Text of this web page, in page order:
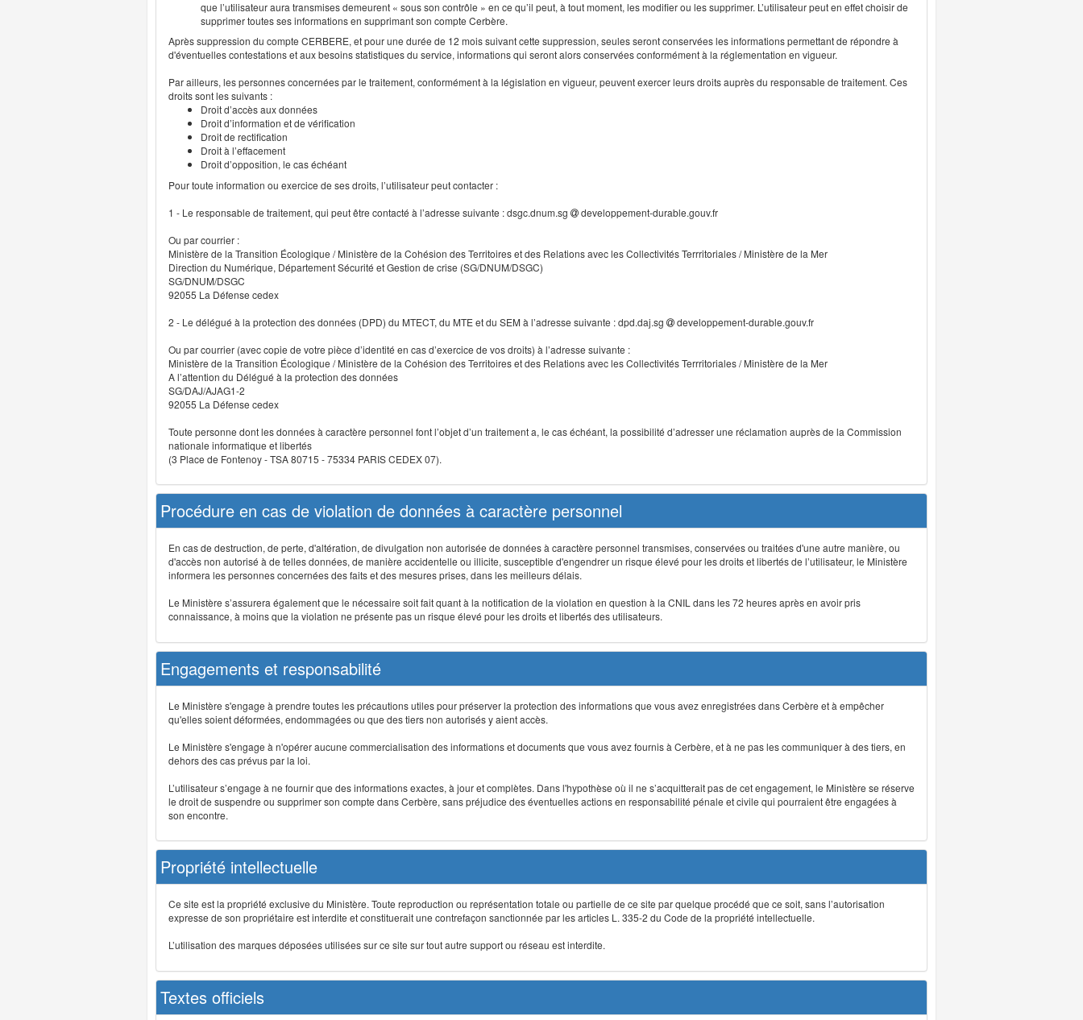
que l’utilisateur aura transmises demeurent « sous son contrôle » en ce qu’il peut, à tout moment, les modifier ou les supprimer. L’utilisateur peut en effet choisir de
supprimer toutes ses informations en supprimant son compte Cerbère.
Après suppression du compte CERBERE, et pour une durée de 12 mois suivant cette suppression, seules seront conservées les informations permettant de répondre à
d'éventuelles contestations et aux besoins statistiques du service, informations qui seront alors conservées conformément à la réglementation en vigueur.
Par ailleurs, les personnes concernées par le traitement, conformément à la législation en vigueur, peuvent exercer leurs droits auprès du responsable de traitement. Ces
droits sont les suivants :
Droit d’accès aux données
Droit d’information et de vérification
Droit de rectification
Droit à l’effacement
Droit d’opposition, le cas échéant
Pour toute information ou exercice de ses droits, l’utilisateur peut contacter :
1 - Le responsable de traitement, qui peut être contacté à l’adresse suivante : dsgc.dnum.sg
developpement-durable.gouv.fr
Ou par courrier :
Ministère de la Transition Écologique / Ministère de la Cohésion des Territoires et des Relations avec les Collectivités Terrritoriales / Ministère de la Mer
Direction du Numérique, Département Sécurité et Gestion de crise (SG/DNUM/DSGC)
SG/DNUM/DSGC
92055 La Défense cedex
2 - Le délégué à la protection des données (DPD) du MTECT, du MTE et du SEM à l’adresse suivante : dpd.daj.sg
developpement-durable.gouv.fr
Ou par courrier (avec copie de votre pièce d’identité en cas d’exercice de vos droits) à l’adresse suivante :
Ministère de la Transition Écologique / Ministère de la Cohésion des Territoires et des Relations avec les Collectivités Terrritoriales / Ministère de la Mer
A l’attention du Délégué à la protection des données
SG/DAJ/AJAG1-2
92055 La Défense cedex
Toute personne dont les données à caractère personnel font l’objet d’un traitement a, le cas échéant, la possibilité d’adresser une réclamation auprès de la Commission
nationale informatique et libertés
(3 Place de Fontenoy - TSA 80715 - 75334 PARIS CEDEX 07).
Procédure en cas de violation de données à caractère personnel
En cas de destruction, de perte, d'altération, de divulgation non autorisée de données à caractère personnel transmises, conservées ou traitées d'une autre manière, ou
d'accès non autorisé à de telles données, de manière accidentelle ou illicite, susceptible d'engendrer un risque élevé pour les droits et libertés de l’utilisateur, le Ministère
informera les personnes concernées des faits et des mesures prises, dans les meilleurs délais.
Le Ministère s’assurera également que le nécessaire soit fait quant à la notification de la violation en question à la CNIL dans les 72 heures après en avoir pris
connaissance, à moins que la violation ne présente pas un risque élevé pour les droits et libertés des utilisateurs.
Engagements et responsabilité
Le Ministère s'engage à prendre toutes les précautions utiles pour préserver la protection des informations que vous avez enregistrées dans Cerbère et à empêcher
qu'elles soient déformées, endommagées ou que des tiers non autorisés y aient accès.
Le Ministère s'engage à n'opérer aucune commercialisation des informations et documents que vous avez fournis à Cerbère, et à ne pas les communiquer à des tiers, en
dehors des cas prévus par la loi.
L’utilisateur s’engage à ne fournir que des informations exactes, à jour et complètes. Dans l'hypothèse où il ne s’acquitterait pas de cet engagement, le Ministère se réserve
le droit de suspendre ou supprimer son compte dans Cerbère, sans préjudice des éventuelles actions en responsabilité pénale et civile qui pourraient être engagées à
son encontre.
Propriété intellectuelle
Ce site est la propriété exclusive du Ministère. Toute reproduction ou représentation totale ou partielle de ce site par quelque procédé que ce soit, sans l’autorisation
expresse de son propriétaire est interdite et constituerait une contrefaçon sanctionnée par les articles L. 335-2 du Code de la propriété intellectuelle.
L’utilisation des marques déposées utilisées sur ce site sur tout autre support ou réseau est interdite.
Textes officiels